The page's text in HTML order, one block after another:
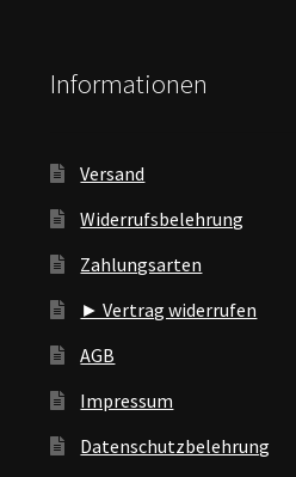
Informationen
Versand
Widerrufsbelehrung
Zahlungsarten
► Vertrag widerrufen
AGB
Impressum
Datenschutzbelehrung